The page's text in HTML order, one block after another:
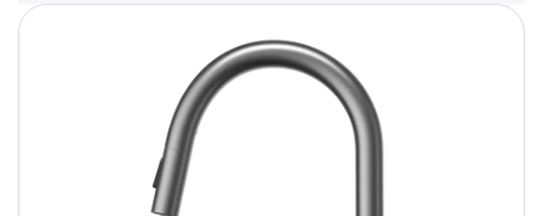
159 zł 500 zł
Kolor Baterii